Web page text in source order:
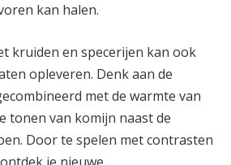
kan halen.
kruiden en specerijen kan ook
opleveren. Denk aan de
met de warmte van
tonen van komijn naast de
Door te spelen met contrasten